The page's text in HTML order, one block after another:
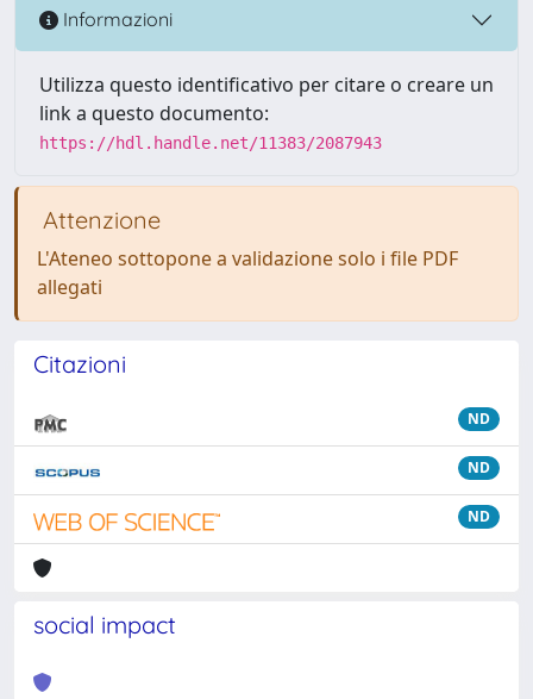
Informazioni
Utilizza questo identificativo per citare o creare un
link a questo documento:
https://hdl.handle.net/11383/2087943
Attenzione
L'Ateneo sottopone a validazione solo i file PDF
allegati
Citazioni
ND
ND
ND
social impact